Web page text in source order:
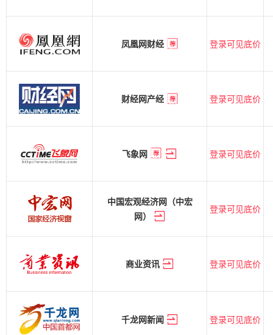
凤凰网财经 登录可见底价
财经网产经 登录可见底价
飞象网 登录可见底价
中国宏观经济网（中宏
网）
登录可见底价
商业资讯 登录可见底价
千龙网新闻 登录可见底价